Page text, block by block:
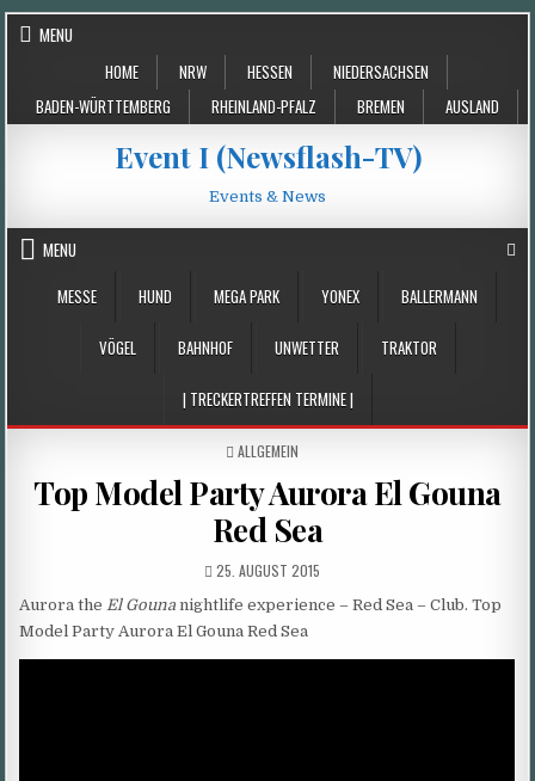
Skip
MENU
HOME
NRW HESSEN
NIEDERSACHSEN
BADEN-WÜRTTEMBERG
RHEINLAND-PFALZ BREMEN AUSLAND
Event I (Newsflash-TV)
Events & News
MENU
MESSE
HUND MEGA PARK YONEX BALLERMANN
VÖGEL BAHNHOF UNWETTER TRAKTOR
| TRECKERTREFFEN TERMINE |
POSTED
ALLGEMEIN
Top Model Party Aurora El Gouna
Red Sea
PUBLISHED
25. AUGUST 2015
Aurora theEl Gouna nightlife experience – Red Sea – Club. Top
Model Party Aurora El Gouna Red Sea